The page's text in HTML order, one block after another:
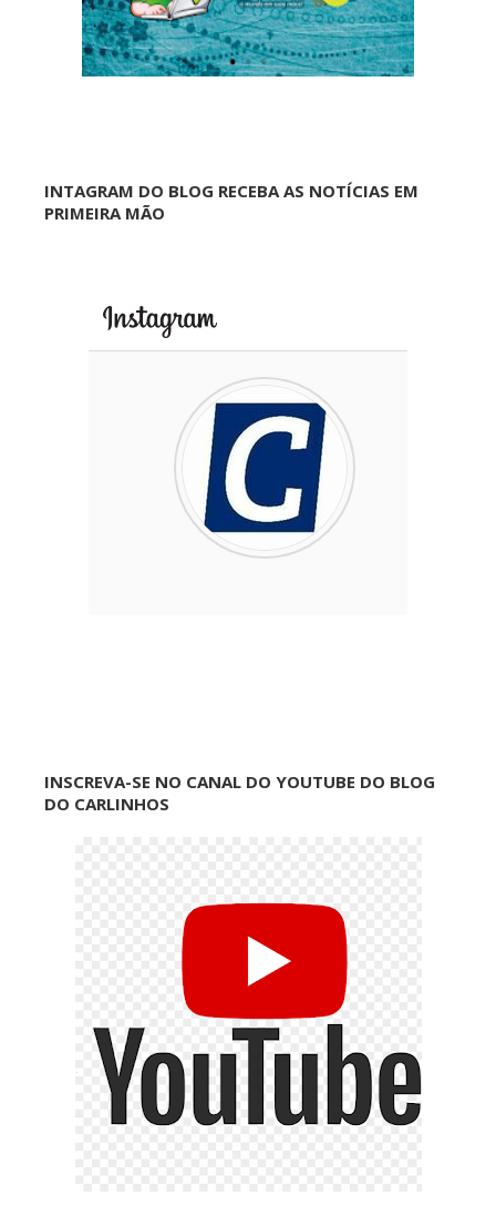
INTAGRAM DO BLOG RECEBA AS NOTÍCIAS EM
PRIMEIRA MÃO
INSCREVA-SE NO CANAL DO YOUTUBE DO BLOG
DO CARLINHOS